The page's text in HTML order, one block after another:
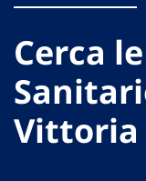
Cerca
Vittoria